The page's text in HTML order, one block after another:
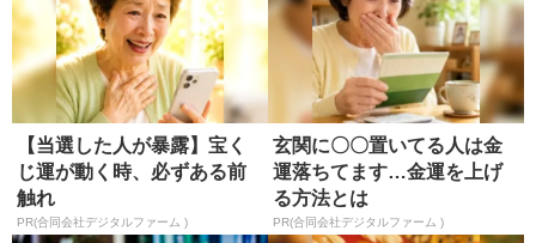
【当選した人が暴露】宝く
じ運が動く時、必ずある前
触れ
PR(合同会社デジタルファーム )
玄関に〇〇置いてる人は金
運落ちてます…金運を上げ
る方法とは
PR(合同会社デジタルファーム )